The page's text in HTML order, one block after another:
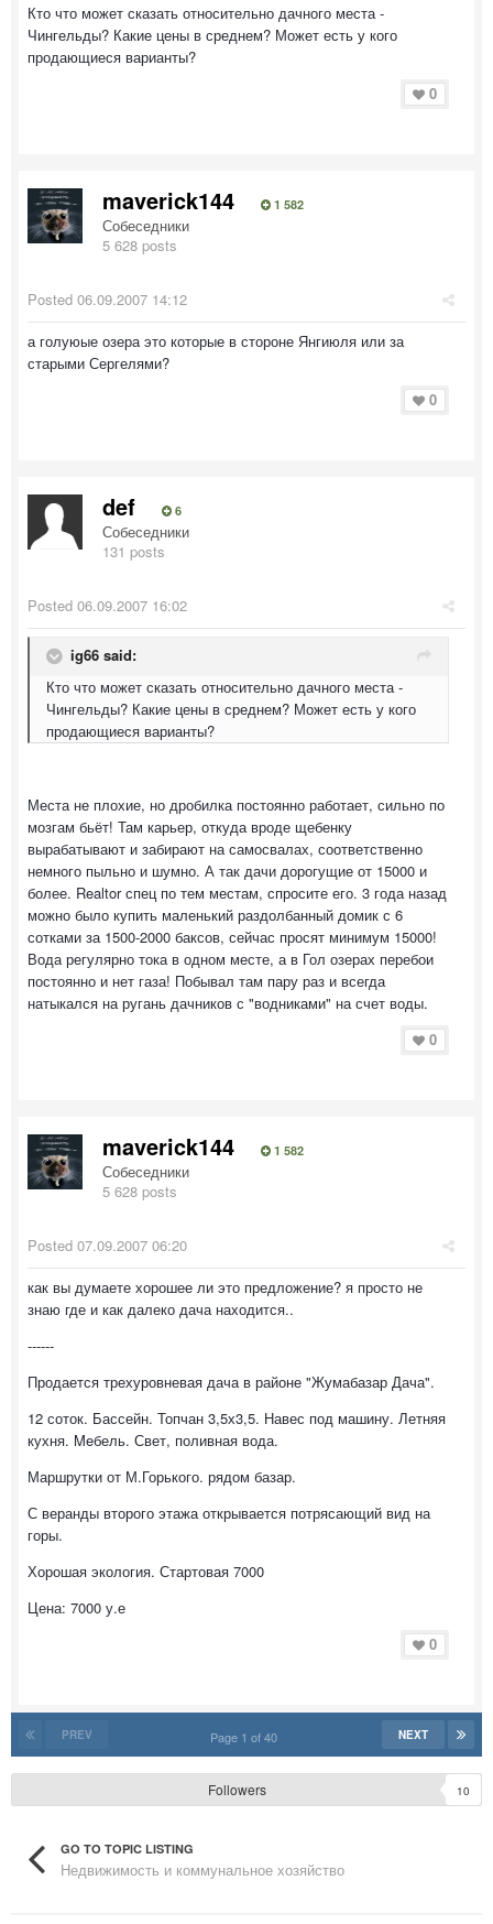
Кто что может сказать относительно дачного места -
Чингельды? Какие цены в среднем? Может есть у кого
продающиеся варианты?
0
maverick144 1 582
Собеседники
5 628 posts
Posted 06.09.2007 14:12
а голуюые озера это которые в стороне Янгиюля или за
старыми Сергелями?
0
def 6
Собеседники
131 posts
Posted 06.09.2007 16:02
ig66 said:
Кто что может сказать относительно дачного места -
Чингельды? Какие цены в среднем? Может есть у кого
продающиеся варианты?
Места не плохие, но дробилка постоянно работает, сильно по
мозгам бьёт! Там карьер, откуда вроде щебенку
вырабатывают и забирают на самосвалах, соответственно
немного пыльно и шумно. А так дачи дорогущие от 15000 и
более. Realtor спец по тем местам, спросите его. 3 года назад
можно было купить маленький раздолбанный домик с 6
сотками за 1500-2000 баксов, сейчас просят минимум 15000!
Вода регулярно тока в одном месте, а в Гол озерах перебои
постоянно и нет газа! Побывал там пару раз и всегда
натыкался на ругань дачников с "водниками" на счет воды.
0
maverick144 1 582
Собеседники
5 628 posts
Posted 07.09.2007 06:20
как вы думаете хорошее ли это предложение? я просто не
знаю где и как далеко дача находится..
------
Продается трехуровневая дача в районе "Жумабазар Дача".
12 соток. Бассейн. Топчан 3,5х3,5. Навес под машину. Летняя
кухня. Meбель. Свет, поливная вода.
Маршрутки от М.Горького. рядом базар.
С веранды второго этажа открывается потрясающий вид на
горы.
Хорошая экология. Стартовая 7000
Цена: 7000 у.е
0
PREV NEXT
Page 1 of 40
Followers 10
GO TO TOPIC LISTING
Недвижимость и коммунальное хозяйство